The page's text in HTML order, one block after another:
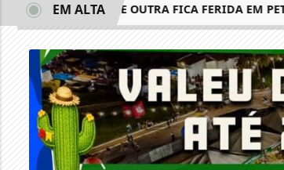
ASSASSINADAS E OUTRA FICA FERIDA EM
EM ALTA